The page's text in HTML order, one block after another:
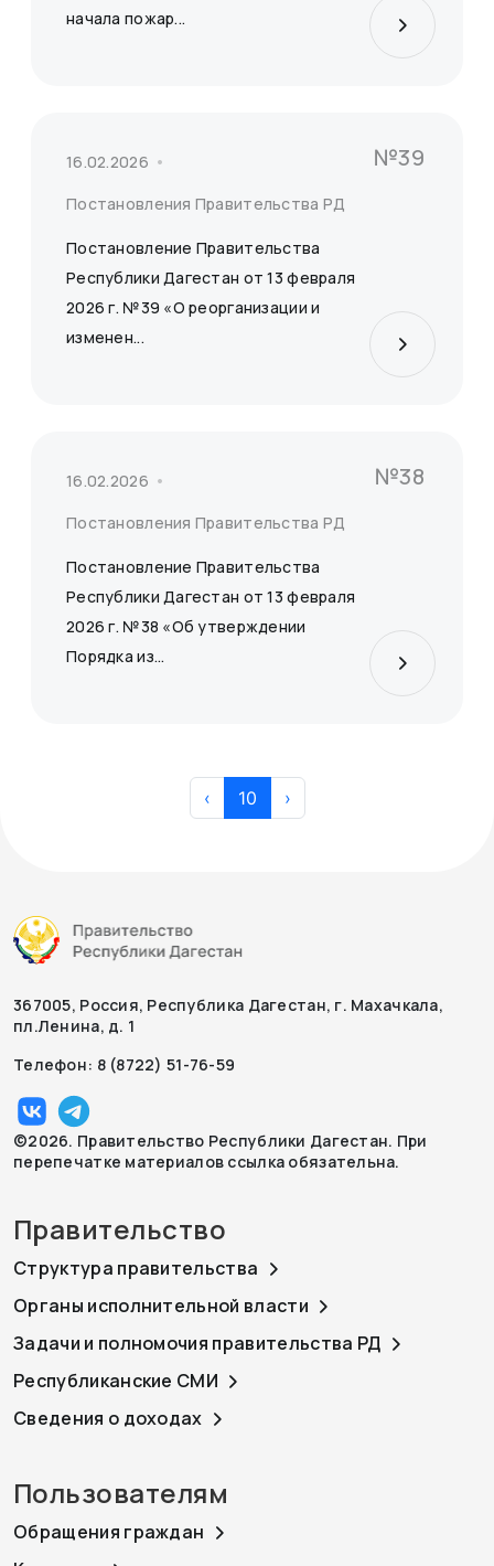
начала пожар...
16.02.2026
Постановления Правительства РД
№39
Постановление Правительства
Республики Дагестан от 13 февраля
2026 г. №39 «О реорганизации и
изменен...
16.02.2026
Постановления Правительства РД
№38
Постановление Правительства
Республики Дагестан от 13 февраля
2026 г. №38 «Об утверждении
Порядка из...
‹ 10 ›
367005, Россия, Республика Дагестан, г. Махачкала,
пл.Ленина, д. 1
Телефон: 8 (8722) 51-76-59
©2026. Правительство Республики Дагестан. При
перепечатке материалов ссылка обязательна.
Правительство
Структура правительства
Органы исполнительной власти
Задачи и полномочия правительства РД
Республиканские СМИ
Сведения о доходах
Пользователям
Обращения граждан